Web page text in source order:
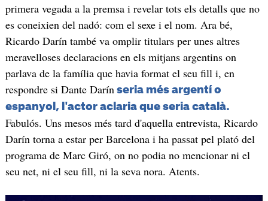
primera vegada a la premsa i revelar tots els detalls que no
es coneixien del nadó: com el sexe i el nom. Ara bé,
Ricardo Darín també va omplir titulars per unes altres
meravelloses declaracions en els mitjans argentins on
parlava de la família que havia format el seu fill i, en
respondre si Dante Darín seria més argentí o
espanyol, l'actor aclaria que seria català.
Fabulós. Uns mesos més tard d'aquella entrevista, Ricardo
Darín torna a estar per Barcelona i ha passat pel plató del
programa de Marc Giró, on no podia no mencionar ni el
seu net, ni el seu fill, ni la seva nora. Atents.